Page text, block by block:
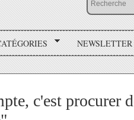
NEWSLETTER
c'est procurer